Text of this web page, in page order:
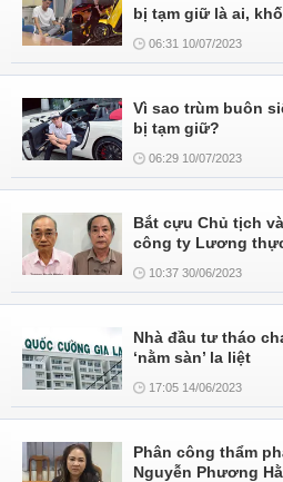
bị tạm giữ là ai,
06:31 10/07/2023
Vì sao trùm buôn
bị tạm giữ?
06:29 10/07/2023
Bắt cựu Chủ tịch
công ty Lương
10:37 30/06/2023
Nhà đầu tư tháo
‘nằm sàn’ la liệt
17:05 14/06/2023
Phân công thẩm
Nguyễn Phương